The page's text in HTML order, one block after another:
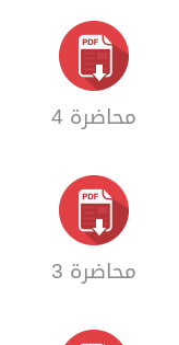
محاضرة 4
محاضرة 3